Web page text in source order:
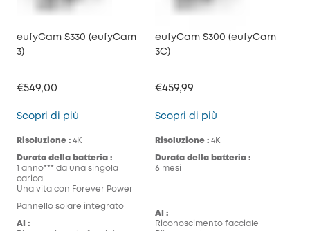
eufyCam S330 (eufyCam
3)
€549,00
Scopri di più eufyCam S330 (eufyCam 3)
Risoluzione : 4K
Durata della batteria :
1 anno*** da una singola
carica
Una vita con Forever Power
Pannello solare integrato
AI :
eufyCam S300 (eufyCam
3C)
€459,99
Scopri di più
Risoluzione : 4K
Durata della batteria :
6 mesi
-
AI :
Riconoscimento facciale